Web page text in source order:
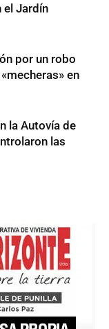
el Jardín
por un robo
en
la Autovía de
las